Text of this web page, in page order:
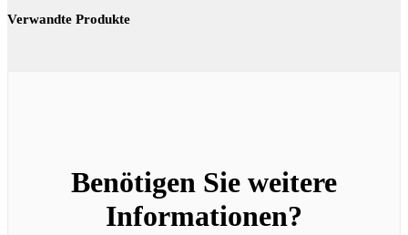
Verwandte Produkte
Benötigen Sie weitere
Informationen?